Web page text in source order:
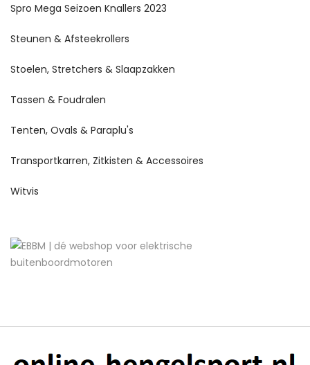
Spro Mega Seizoen Knallers 2023
Steunen & Afsteekrollers
Stoelen, Stretchers & Slaapzakken
Tassen & Foudralen
Tenten, Ovals & Paraplu's
Transportkarren, Zitkisten & Accessoires
Witvis